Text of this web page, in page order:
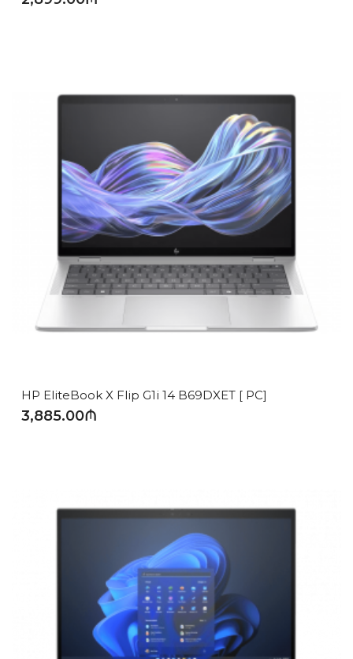
HP EliteBook X Flip G1i 14 B69DXET [ PC]
3,885.00₼